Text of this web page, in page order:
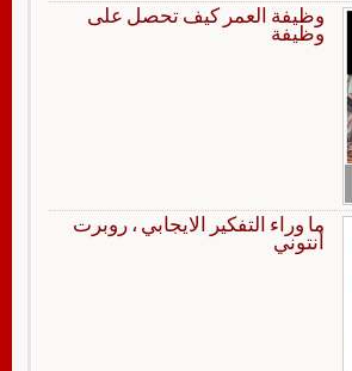
وظيفة العمر كيف تحصل على
وظيفة
ما وراء التفكير الايجابي ، روبرت
أنتوني